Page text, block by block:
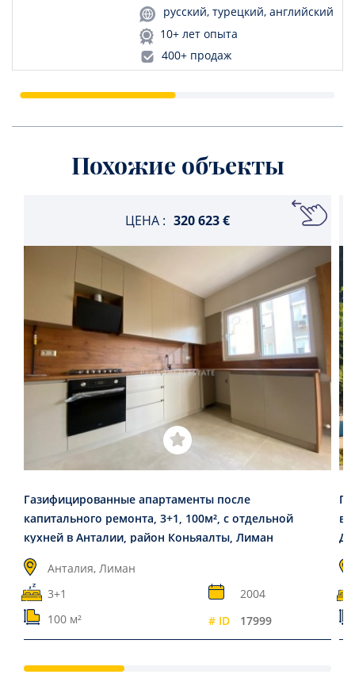
русский, турецкий, английский
10+ лет опыта
400+ продаж
Похожие объекты
ЦЕНА : 320 623 €
Газифицированные апартаменты после
капитального ремонта, 3+1, 100м², с отдельной
кухней в Анталии, район Коньяалты, Лиман
Анталия, Лиман
3+1
2004
100 м²
# ID 17999
в